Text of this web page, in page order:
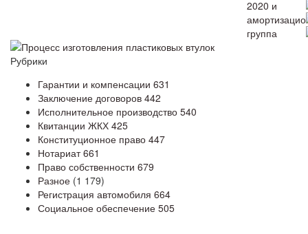
Процесс изготовления пластиковых втулок
Рубрики
Гарантии и компенсации 631
Заключение договоров 442
Исполнительное производство 540
Квитанции ЖКХ 425
Конституционное право 447
Нотариат661
Право собственности 679
Разное (1 179)
Регистрация автомобиля 664
Социальное обеспечение 505